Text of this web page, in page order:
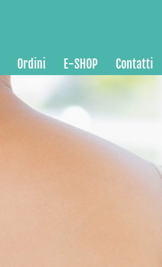
Ordini E-SHOP Contatti